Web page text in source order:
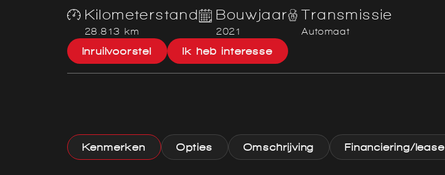
Kilometerstand
28.813 km
Bouwjaar
2021
Transmissie
Automaat
Inruilvoorstel Ik heb interesse
Kenmerken Opties Omschrijving Financiering/lease